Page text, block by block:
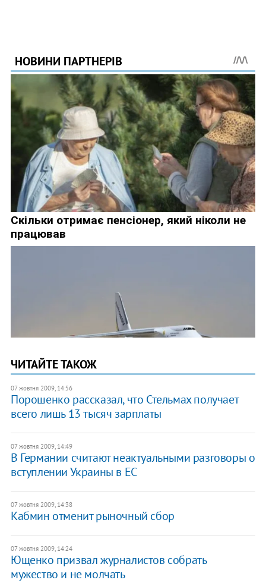
ЧИТАЙТЕ ТАКОЖ
07 жовтня 2009, 14:56
Порошенко рассказал, что Стельмах получает
всего лишь 13 тысяч зарплаты
07 жовтня 2009, 14:49
В Германии считают неактуальными разговоры о
вступлении Украины в ЕС
07 жовтня 2009, 14:38
Кабмин отменит рыночный сбор
07 жовтня 2009, 14:24
Ющенко призвал журналистов собрать
мужество и не молчать